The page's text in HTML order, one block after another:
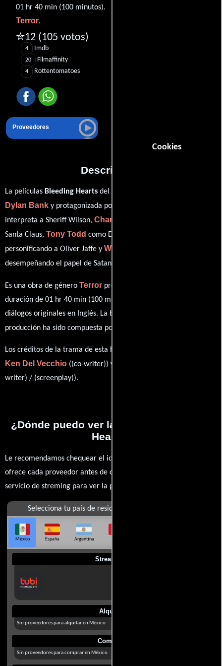
Cookies
01 hr 40 min (100 minutos).
Terror.
✮12 (105 votos)
4 Imdb
20 Filmaffinity
4 Rottentomatoes
Proveedores
Descripción
La películas Bleeding Hearts del año 2015, está dirigida por
Dylan Bank y protagonizada por
interpreta a Sheriff Wilson, Charles Durning
Santa Claus, Tony Todd como Dios,
personificando a Oliver Jaffe y Wilson Jermaine Heredia
desempeñando el papel de Satan (
Es una obra de género Terror producida en EE.UU.. Con una
duración de 01 hr 40 min (100 minutos), esta película tiene
diálogos originales en Inglés. La banda sonora para esta
producción ha sido compuesta por
Los créditos de la trama de esta historia están divididos entre
Ken Del Vecchio ((co-writer)) y
writer) / (screenplay)).
¿Dónde puedo ver la películas Bleeding
Hearts?
Le recomendamos chequear el idioma, doblaje o subtítulos que
ofrece cada proveedor antes de comprar, alquilar o contratar un
servicio de streming para ver la películas.
Selecciona tu país de residencia
México España Argentina
Streaming
Alquilar
Sin proveedores para alquilar en México
Comprar
Sin proveedores para comprar en México